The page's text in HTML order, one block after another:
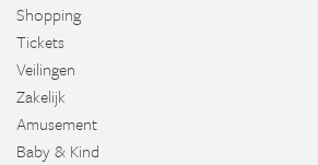
Shopping
Tickets
Veilingen
Zakelijk
Amusement
Baby & Kind